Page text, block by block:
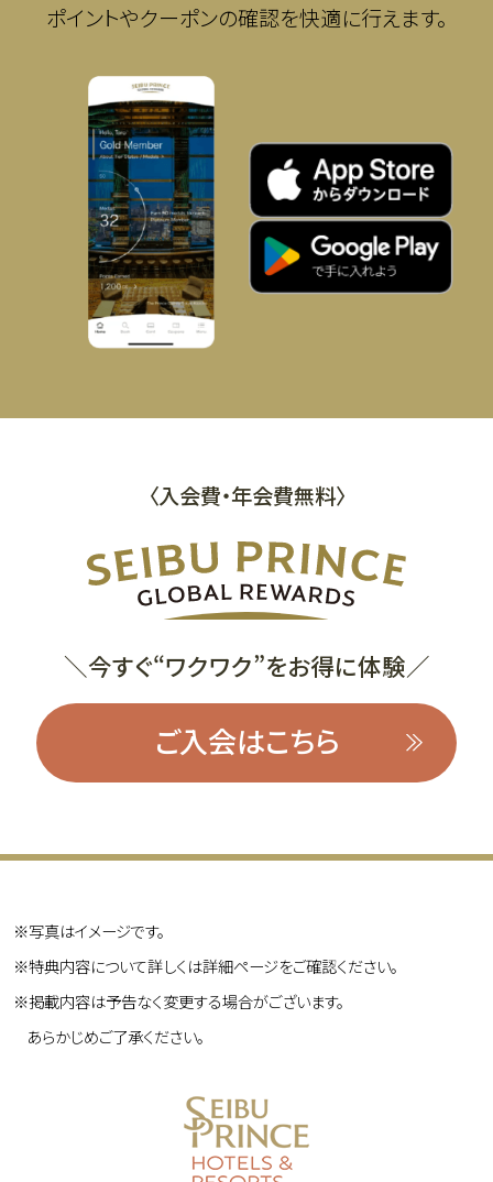
ポイントやクーポンの確認を快適に行えます。
〈入会費・年会費無料〉
＼今すぐ“ワクワク”をお得に体験／
ご入会はこちら
写真はイメージです。
特典内容について詳しくは詳細ページをご確認ください。
掲載内容は予告なく変更する場合がございます。
あらかじめご了承ください。